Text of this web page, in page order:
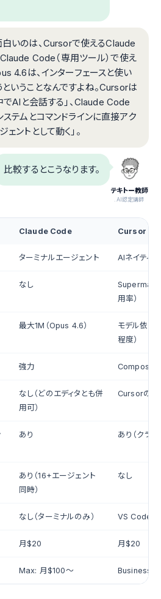
いのは、Cursorで使えるClaude
Code（専用ツール）で使え
4.6は、インターフェースと使い
いうことなんですよね。Cursorは
でAIと会話する」、Claude Code
ステムとコマンドラインに直接アク
ェントとして動く」。
テキトー教師
.AI認定講師
比較するとこうなります。
Claude Code Cursor
ターミナルエージェント AIネイティブ
なし
用率）
最大1M（Opus 4.6）
モデル依存
程度）
強力 Composer
なし（どのエディタとも併
用可）
Cursorのみ
あり あり（クラウ
あり（16+エージェント
同時）
なし
なし（ターミナルのみ） VS Code並
月$20 月$20
Max: 月$100〜 Business: